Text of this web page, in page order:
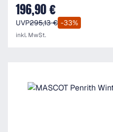
Verkaufspreis:
196,90 €
UVP295,13 € -33%
inkl. MwSt.